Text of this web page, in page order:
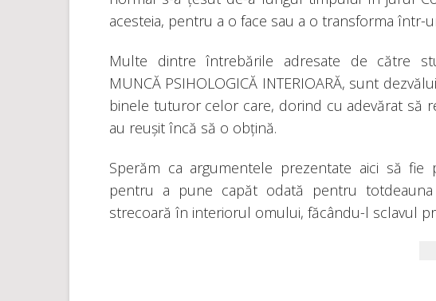
acesteia, pentru a o face sau a o transforma într-
Multe dintre întrebările adresate de către
MUNCĂ PSIHOLOGICĂ INTERIOARĂ, sunt
binele tuturor celor care, dorind cu adevărat să
au reușit încă să o obțină.
Sperăm ca argumentele prezentate aici să
pentru a pune capăt odată pentru
strecoară în interiorul omului, făcându-l sclavul